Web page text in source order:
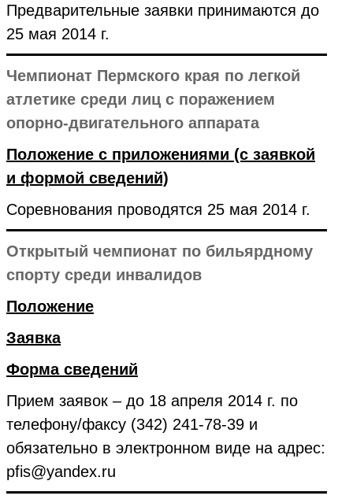
Предварительные заявки принимаются до
25 мая 2014 г.
Чемпионат Пермского края по легкой
атлетике среди лиц с поражением
опорно-двигательного аппарата
Положение с приложениями (с заявкой
и формой сведений)
Соревнования проводятся 25 мая 2014 г.
Открытый чемпионат по бильярдному
спорту среди инвалидов
Положение
Заявка
Форма сведений
Прием заявок – до 18 апреля 2014 г. по
телефону/факсу (342) 241-78-39 и
обязательно в электронном виде на адрес:
pfis@yandex.ru